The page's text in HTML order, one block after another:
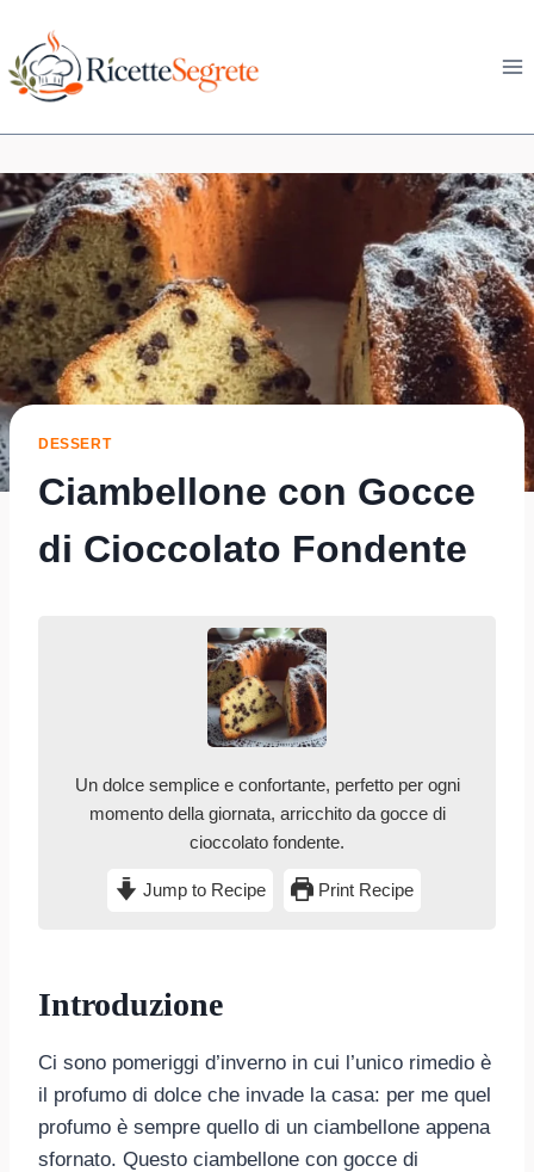
content
DESSERT
Ciambellone con Gocce
di Cioccolato Fondente
Un dolce semplice e confortante, perfetto per ogni
momento della giornata, arricchito da gocce di
cioccolato fondente.
Jump to Recipe Print Recipe
Introduzione
Ci sono pomeriggi d’inverno in cui l’unico rimedio è
il profumo di dolce che invade la casa: per me quel
profumo è sempre quello di un ciambellone appena
sfornato. Questo ciambellone con gocce di